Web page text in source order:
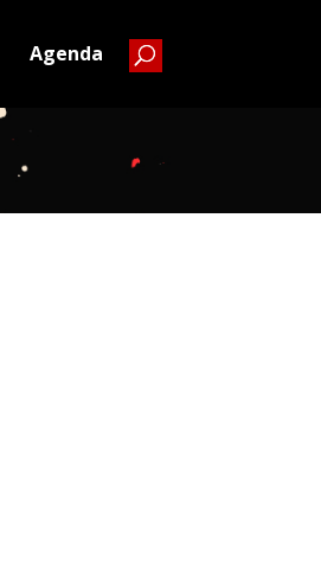
Agenda